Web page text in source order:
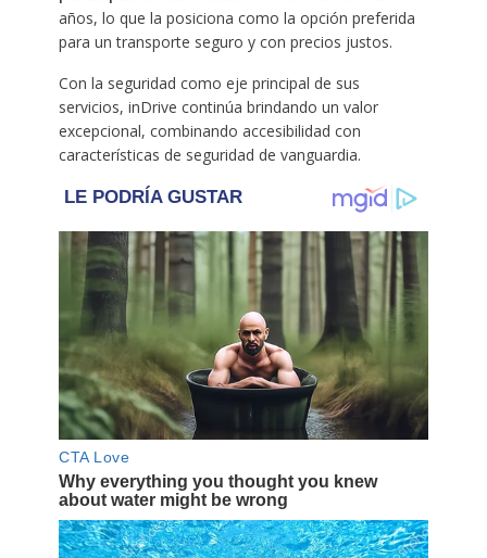
años, lo que la posiciona como la opción preferida
para un transporte seguro y con precios justos.
Con la seguridad como eje principal de sus
servicios, inDrive continúa brindando un valor
excepcional, combinando accesibilidad con
características de seguridad de vanguardia.